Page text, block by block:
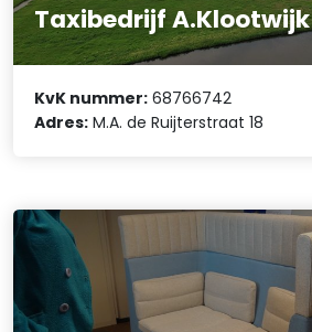
Taxibedrijf A.Klootwijk
KvK nummer: 68766742
Adres: M.A. de Ruijterstraat 18